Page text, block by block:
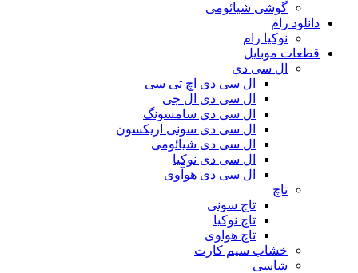
گوشی شیائومی
دانلود رام
نوکیا رام
قطعات موبایل
ال سی دی
ال سی دی اچ تی سی
ال سی دی ال جی
ال سی دی سامسونگ
ال سی دی سونی اریکسون
ال سی دی شیائومی
ال سی دی نوکیا
ال سی دی هوآوی
تاچ
تاچ سونی
تاچ نوکیا
تاچ هواوی
خشاب سیم کارت
شاسی